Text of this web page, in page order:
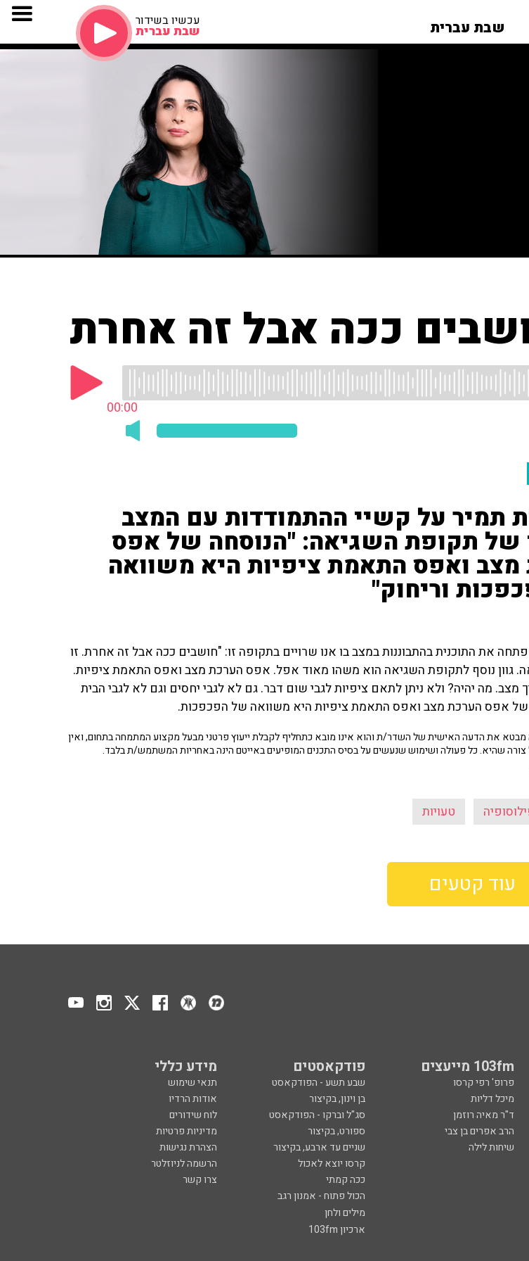
שבת עברית עכשיו בשידור
שבת עברית
ככה אבל זה אחרת
00:00
תמיר על קשיי ההתמודדות עם המצב
של תקופת השגיאה: "הנוסחה של אפס
מצב ואפס התאמת ציפיות היא משוואה
וריחוק"
את התוכנית בהתבוננות במצב בו אנו שרויים בתקופה זו: "חושבים ככה אבל זה אחרת. זו
גוון נוסף לתקופת השגיאה הוא משהו מאוד אפל. אפס הערכת מצב ואפס התאמת ציפיות.
מצב. מה יהיה? ולא ניתן לתאם ציפיות לגבי שום דבר. גם לא לגבי יחסים וגם לא לגבי הבית
של אפס הערכת מצב ואפס התאמת ציפיות היא משוואה של הפכפכות.
מבטא את הדעה האישית של השדר/ת והוא אינו מובא כתחליף לקבלת ייעוץ פרטני מבעל מקצוע המתמחה בתחום, ואין
צורה שהיא. כל פעולה ושימוש שנעשים על בסיס התכנים המופיעים באייטם הינה באחריות המשתמש/ת בלבד.
טעויות
עוד קטעים
103fm מייעצים פודקאסטים מידע כללי
פרופ' רפי קרסו שבע תשע - הפודקאסט
תנאי שימוש
מיכל דליות בן וינון, בקיצור
אודות הרדיו
ד"ר מאיה רוזמן סג"ל וברקו - הפודקאסט
לוח שידורים
הרב אפרים בן צבי ספורט, בקיצור
מדיניות פרטיות
שיחות לילה שניים עד ארבע, בקיצור
הצהרת נגישות
קרסו יוצא לאכול
הרשמה לניוזלטר
ככה קמתי
צרו קשר
הכול פתוח - אמנון רגב
מילים ולחן
ארכיון 103fm